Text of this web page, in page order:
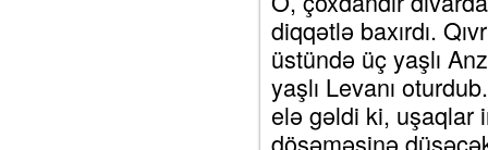
diqqətlə baxırdı.
üstündə üç yaşlı
yaşlı Levanı
elə gəldi ki, uşaqlar
döşəməsinə